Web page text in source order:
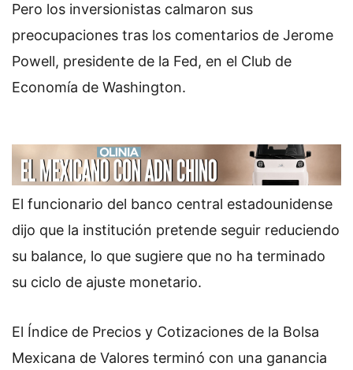
Pero los inversionistas calmaron sus
preocupaciones tras los comentarios de Jerome
Powell, presidente de la Fed, en el Club de
Economía de Washington.
El funcionario del banco central estadounidense
dijo que la institución pretende seguir reduciendo
su balance, lo que sugiere que no ha terminado
su ciclo de ajuste monetario.
El Índice de Precios y Cotizaciones de la Bolsa
Mexicana de Valores terminó con una ganancia